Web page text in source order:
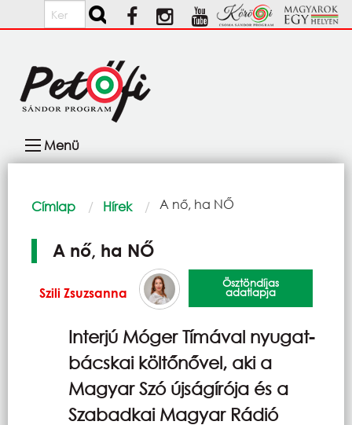
Ugrás a tartalomra
Keresés
navigáció
Menü
Morzsa
Címlap Hírek Current:
A nő, ha NŐ
A nő, ha NŐ
Szili Zsuzsanna
Ösztöndíjas
adatlapja
Interjú Móger Tímával nyugat-
bácskai költőnővel, aki a
Magyar Szó újságírója és a
Szabadkai Magyar Rádió